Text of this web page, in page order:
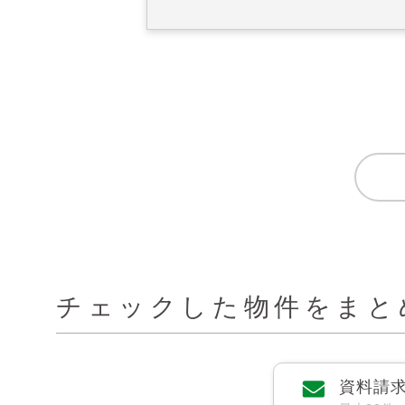
チェックした物件をまと
資料請